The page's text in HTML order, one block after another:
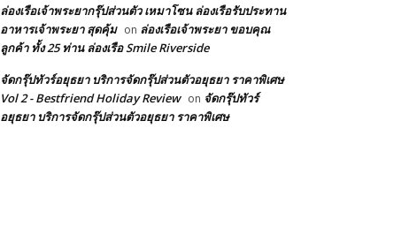
ล่องเรือเจ้าพระยากรุ๊ปส่วนตัว เหมาโซน ล่องเรือรับประทาน
อาหารเจ้าพระยา สุดคุ้ม on ล่องเรือเจ้าพระยา ขอบคุณ
ลูกค้า ทั้ง 25 ท่าน ล่องเรือ Smile Riverside
จัดกรุ๊ปทัวร์อยุธยา บริการจัดกรุ๊ปส่วนตัวอยุธยา ราคาพิเศษ
Vol 2 - Bestfriend Holiday Review on จัดกรุ๊ปทัวร์
อยุธยา บริการจัดกรุ๊ปส่วนตัวอยุธยา ราคาพิเศษ